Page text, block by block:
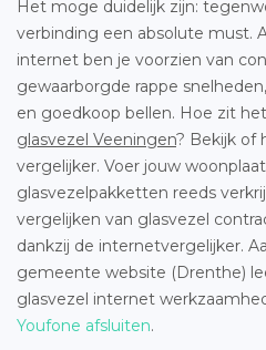
Het moge duidelijk zijn:
verbinding een absolute must.
internet ben je voorzien van
gewaarborgde rappe
en goedkoop bellen. Hoe zit
glasvezel Veeningen? Bekijk of
vergelijker. Voer jouw
glasvezelpakketten reeds
vergelijken van glasvezel
dankzij de internetvergelijker.
gemeente website (Drenthe)
glasvezel internet
Youfone afsluiten.